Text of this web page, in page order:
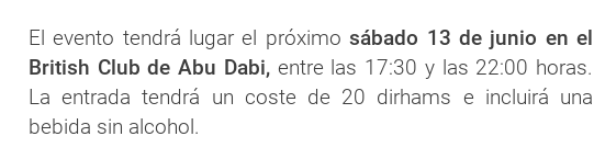
El evento tendrá lugar el próximo sábado 13 de junio en el
British Club de Abu Dabi,entre las 17:30 y las 22:00 horas.
La entrada tendrá un coste de 20 dirhams e incluirá una
bebida sin alcohol.